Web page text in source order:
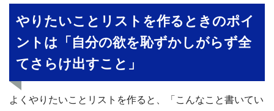
やりたいことリストを作るときのポイ
ントは「自分の欲を恥ずかしがらず全
てさらけ出すこと」
よくやりたいことリストを作ると、「こんなこと書いてい